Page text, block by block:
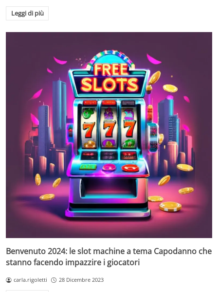
Leggi di più
Benvenuto 2024: le slot machine a tema Capodanno che
stanno facendo impazzire i giocatori
carla.rigoletti 28 Dicembre 2023